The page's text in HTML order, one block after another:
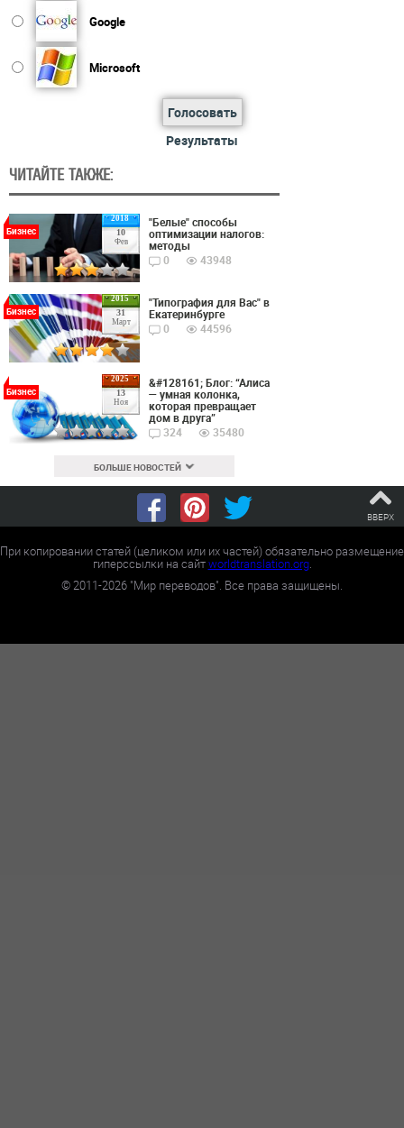
Google
Microsoft
Голосовать
Результаты
ЧИТАЙТЕ ТАКЖЕ:
2018
10
Фев
Бизнес
"Белые" способы
оптимизации налогов:
методы
0
43948
2015
31
Март
Бизнес
"Типография для Вас" в
Екатеринбурге
0
44596
2025
13
Ноя
Бизнес
&#128161; Блог: “Алиса
— умная колонка,
которая превращает
дом в друга”
324
35480
БОЛЬШЕ НОВОСТЕЙ
ВВЕРХ
При копировании статей (целиком или их частей) обязательно размещение
гиперссылки на сайтworldtranslation.org.
©2011-2026 "Мир переводов". Все права защищены.